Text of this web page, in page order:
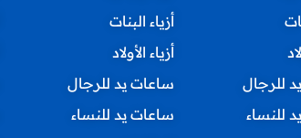
للرجال
للنساء
أزياء البنات
أزياء الأولاد
ساعات يد للرجال
ساعات يد للنساء